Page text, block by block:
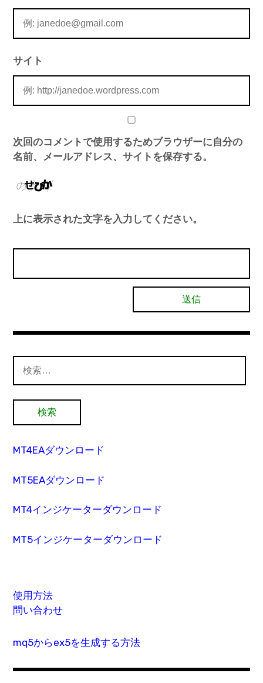
サイト
次回のコメントで使用するためブラウザーに自分の
名前、メールアドレス、サイトを保存する。
上に表示された文字を入力してください。
索:
MT4EAダウンロード
MT5EAダウンロード
MT4インジケーターダウンロード
MT5インジケーターダウンロード
使用方法
問い合わせ
mq5からex5を生成する方法